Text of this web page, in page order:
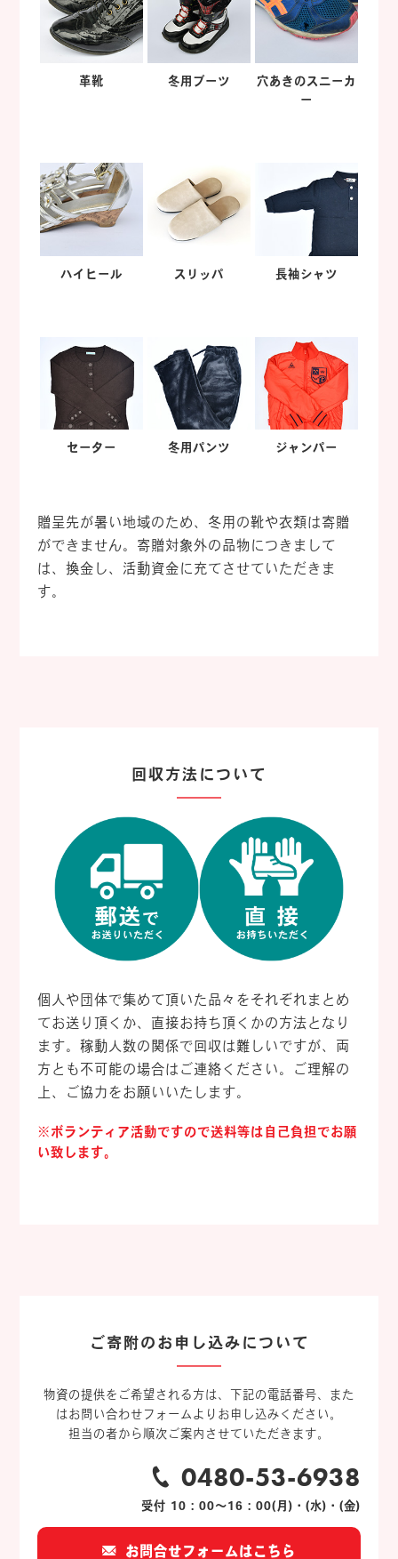
革靴 冬用ブーツ
穴あきのスニーカ
ー
ハイヒール スリッパ 長袖シャツ
セーター 冬用パンツ ジャンパー
贈呈先が暑い地域のため、冬用の靴や衣類は寄贈
ができません。寄贈対象外の品物につきまして
は、換金し、活動資金に充てさせていただきま
す。
回収方法について
個人や団体で集めて頂いた品々をそれぞれまとめ
てお送り頂くか、直接お持ち頂くかの方法となり
ます。稼動人数の関係で回収は難しいですが、両
方とも不可能の場合はご連絡ください。ご理解の
上、ご協力をお願いいたします。
※ボランティア活動ですので送料等は自己負担でお願
い致します。
ご寄附のお申し込みについて
物資の提供をご希望される方は、下記の電話番号、また
はお問い合わせフォームよりお申し込みください。
担当の者から順次ご案内させていただきます。
0480-53-6938
受付 10：00～16：00(月)・(水)・(金)
お問合せフォームはこちら